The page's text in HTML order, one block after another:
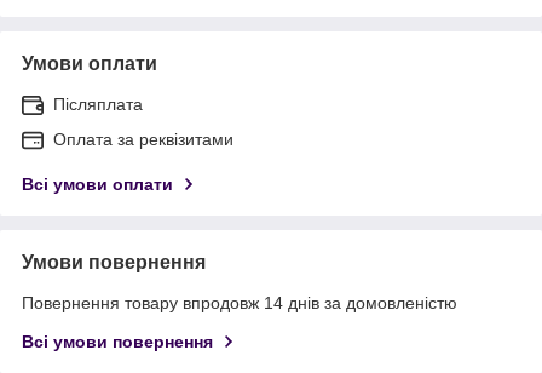
Умови оплати
Післяплата
Оплата за реквізитами
Всі умови оплати
Умови повернення
Повернення товару впродовж 14 днів за домовленістю
Всі умови повернення